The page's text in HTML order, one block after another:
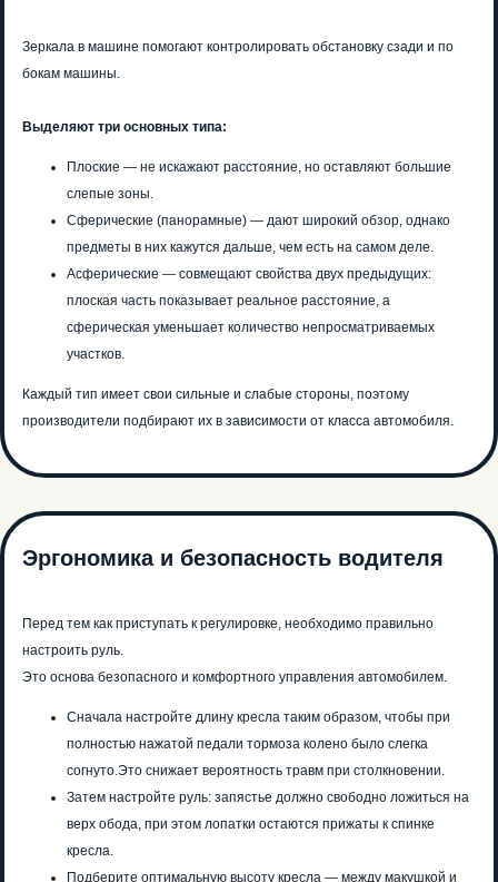
Зеркала в машине помогают контролировать обстановку сзади и по
бокам машины.
Выделяют три основных типа:
Плоские — не искажают расстояние, но оставляют большие
слепые зоны.
Сферические (панорамные) — дают широкий обзор, однако
предметы в них кажутся дальше, чем есть на самом деле.
Асферические — совмещают свойства двух предыдущих:
плоская часть показывает реальное расстояние, а
сферическая уменьшает количество непросматриваемых
участков.
Каждый тип имеет свои сильные и слабые стороны, поэтому
производители подбирают их в зависимости от класса автомобиля.
Эргономика и безопасность водителя
Перед тем как приступать к регулировке, необходимо правильно
настроить руль.
Это основа безопасного и комфортного управления автомобилем.
Сначала настройте длину кресла таким образом, чтобы при
полностью нажатой педали тормоза колено было слегка
согнуто.Это снижает вероятность травм при столкновении.
Затем настройте руль: запястье должно свободно ложиться на
верх обода, при этом лопатки остаются прижаты к спинке
кресла.
Подберите оптимальную высоту кресла — между макушкой и